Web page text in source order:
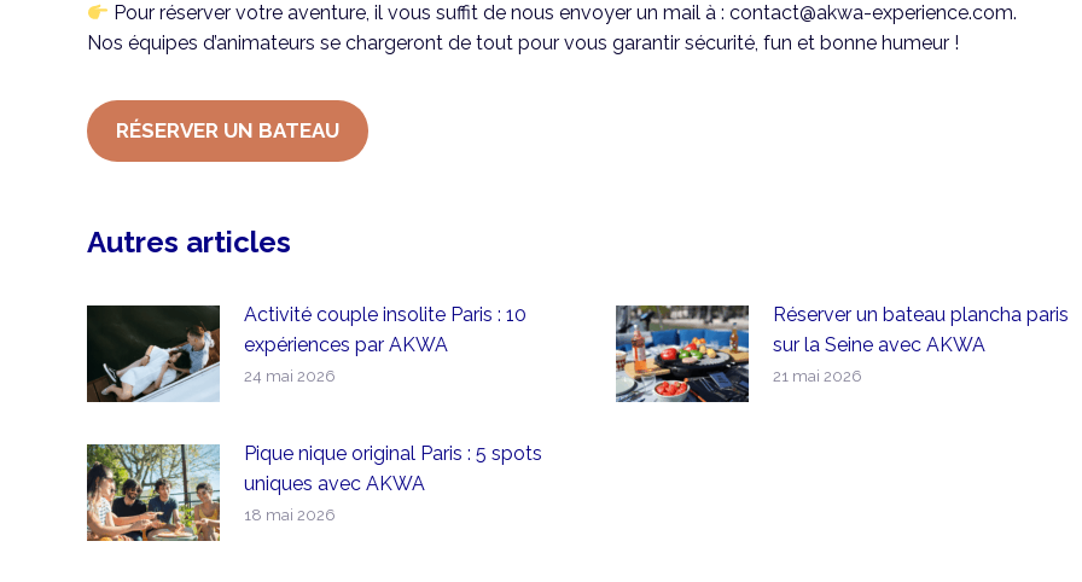
Pour réserver votre aventure, il vous suffit de nous envoyer un mail à : contact@akwa-experience.com.
Nos équipes d’animateurs se chargeront de tout pour vous garantir sécurité, fun et bonne humeur !
RÉSERVER UN BATEAU
Autres articles
Activité couple insolite Paris : 10
expériences par AKWA
24 mai 2026
Réserver un bateau plancha paris
sur la Seine avec AKWA
21 mai 2026
Pique nique original Paris : 5 spots
uniques avec AKWA
18 mai 2026